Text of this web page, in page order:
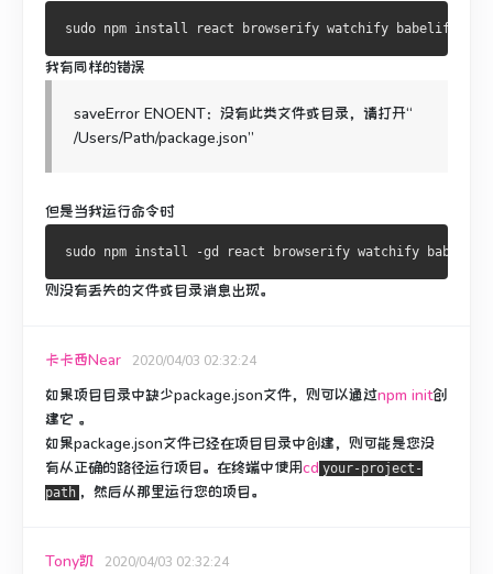
我有同样的错误
saveError ENOENT：没有此类文件或目录，请打开“
/Users/Path/package.json”
但是当我运行命令时
则没有丢失的文件或目录消息出现。
卡卡西Near 2020/04/03 02:32:24
如果项目目录中缺少package.json文件，则可以通过npm init创
建它 。
如果package.json文件已经在项目目录中创建，则可能是您没
有从正确的路径运行项目。 在终端中使用cd your-project-
path ，然后从那里运行您的项目。
Tony凯 2020/04/03 02:32:24